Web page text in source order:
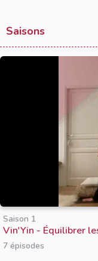
Saisons
Saison 1
Vin'Yin - Équilibrer
7 épisodes